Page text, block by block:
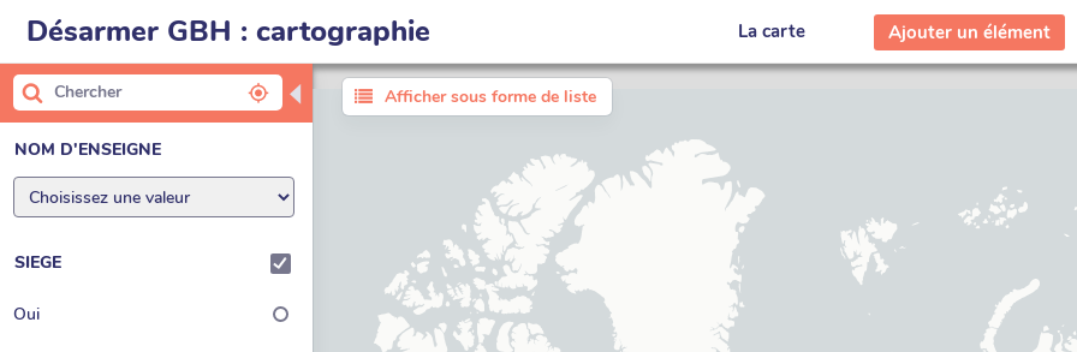
Désarmer GBH : cartographie La carte Ajouter un élément
◀
NOM D'ENSEIGNE
SIEGE
Oui
Afficher sous forme de liste